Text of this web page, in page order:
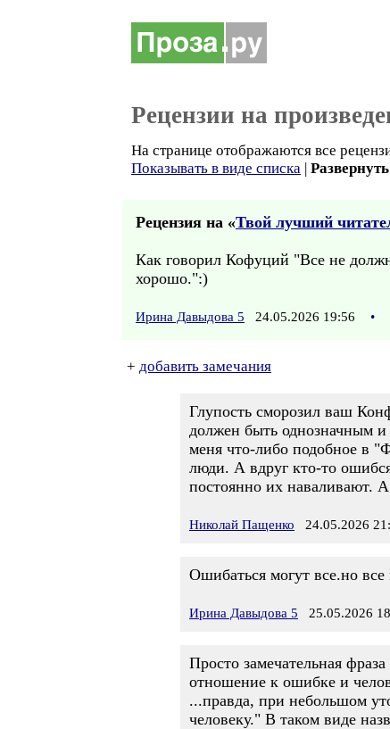
Рецензии на
На странице отображаются все
Показывать в виде списка |
Рецензия на «Твой лучший
Как говорил Кофуций "Все не
хорошо.":)
Ирина Давыдова 5 24.05.2026 19:56 •
+ добавить замечания
Глупость сморозил ваш
должен быть однозначным
меня что-либо подобное в
люди. А вдруг кто-то
постоянно их наваливают.
Николай Пащенко 24.05.2026
Ошибаться могут все.но
Ирина Давыдова 5 25.05.2026
Просто замечательная
отношение к ошибке и
...правда, при небольшом
человеку." В таком виде